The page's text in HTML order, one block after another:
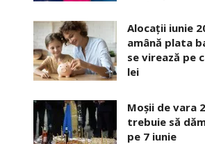
Alocaţii iunie
amână plata
se virează pe
lei
Moșii de vara
trebuie să
pe 7 iunie